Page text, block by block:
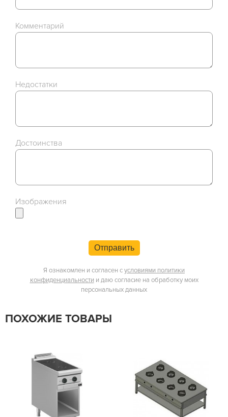
Комментарий
Недостатки
Достоинства
Изображения
Отправить
Я ознакомлен и согласен сусловиями политики
конфиденциальности и даю согласие на обработку моих
персональных данных
ПОХОЖИЕ ТОВАРЫ